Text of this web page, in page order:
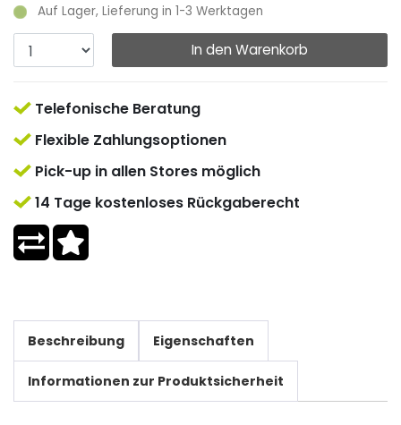
Auf Lager, Lieferung in 1-3 Werktagen
In den Warenkorb
Telefonische Beratung
Flexible Zahlungsoptionen
Pick-up in allen Stores möglich
14 Tage kostenloses Rückgaberecht
Beschreibung Eigenschaften
Informationen zur Produktsicherheit